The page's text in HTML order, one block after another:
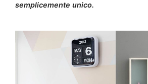
semplicemente unico.